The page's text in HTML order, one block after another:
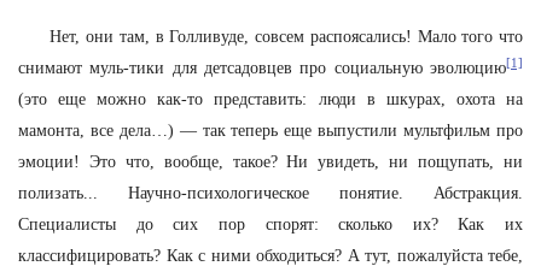
Нет, они там, в Голливуде, совсем распоясались! Мало того что
снимают муль-тики для детсадовцев про социальную эволюцию[1]
(это еще можно как-то представить: люди в шкурах, охота на
мамонта, все дела…) — так теперь еще выпустили мультфильм про
эмоции! Это что, вообще, такое? Ни увидеть, ни пощупать, ни
полизать... Научно-психологическое понятие. Абстракция.
Специалисты до сих пор спорят: сколько их? Как их
классифицировать? Как с ними обходиться? А тут, пожалуйста тебе,